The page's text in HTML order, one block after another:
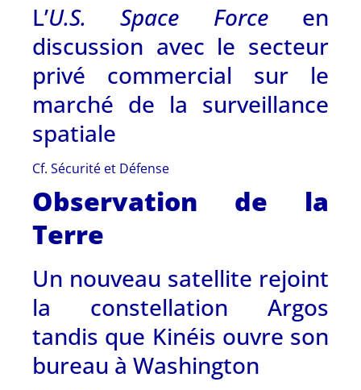
L’U.S. Space Forceen
discussion avec le secteur
privé commercial sur le
marché de la surveillance
spatiale
Cf. Sécurité et Défense
Observation de la
Terre
Un nouveau satellite rejoint
la constellation Argos
tandis que Kinéis ouvre son
bureau à Washington